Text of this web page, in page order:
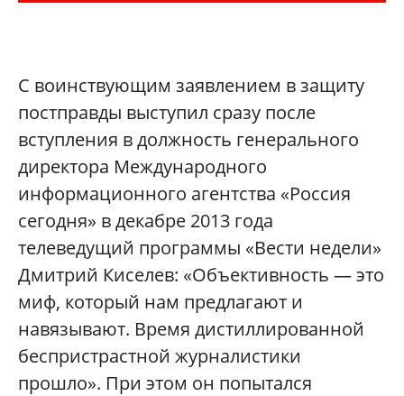
С воинствующим заявлением в защиту
постправды выступил сразу после
вступления в должность генерального
директора Международного
информационного агентства «Россия
сегодня» в декабре 2013 года
телеведущий программы «Вести недели»
Дмитрий Киселев: «Объективность — это
миф, который нам предлагают и
навязывают. Время дистиллированной
беспристрастной журналистики
прошло». При этом он попытался